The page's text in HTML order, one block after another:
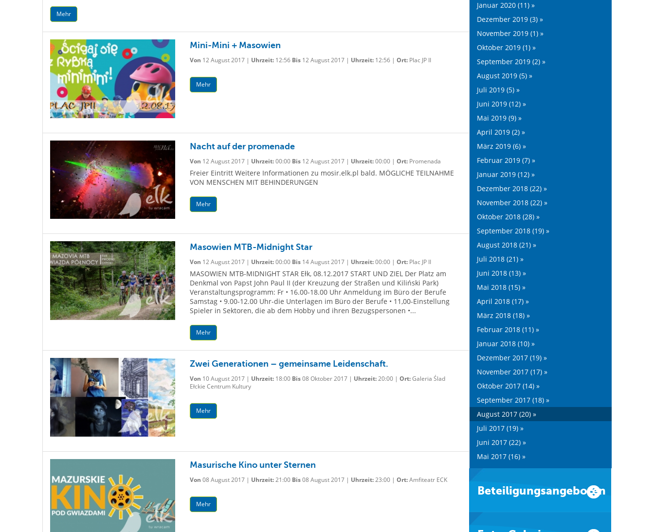
Mehr
Mini-Mini + Masowien
Von 12 August 2017 | Uhrzeit:12:56 Bis12 August 2017 | Uhrzeit:12:56 | Ort:Plac JP II
Mehr
Nacht auf der promenade
Von 12 August 2017 | Uhrzeit:00:00 Bis12 August 2017 | Uhrzeit:00:00 | Ort:Promenada
Freier Eintritt Weitere Informationen zu mosir.elk.pl bald. MÖGLICHE TEILNAHME
VON MENSCHEN MIT BEHINDERUNGEN
Mehr
Masowien MTB-Midnight Star
Von 12 August 2017 | Uhrzeit:00:00 Bis14 August 2017 | Uhrzeit:00:00 | Ort:Plac JP II
MASOWIEN MTB-MIDNIGHT STAR Ełk, 08.12.2017 START UND ZIEL Der Platz am
Denkmal von Papst John Paul II (der Kreuzung der Straßen und Kiliński Park)
Veranstaltungsprogramm: Fr • 16.00-18.00 Uhr Anmeldung im Büro der Berufe
Samstag • 9.00-12.00 Uhr-die Unterlagen im Büro der Berufe • 11,00-Einstellung
Spieler in Sektoren, die ab dem Hobby und ihren Bezugspersonen •...
Mehr
Zwei Generationen – gemeinsame Leidenschaft.
Von 10 August 2017 | Uhrzeit:18:00 Bis08 Oktober 2017 | Uhrzeit:20:00 | Ort:Galeria Ślad
Ełckie Centrum Kultury
Mehr
Masurische Kino unter Sternen
Von 08 August 2017 | Uhrzeit:21:00 Bis08 August 2017 | Uhrzeit:23:00 | Ort:Amfiteatr ECK
Mehr
Januar 2020 (11) »
Dezember 2019 (3) »
November 2019 (1) »
Oktober 2019 (1) »
September 2019 (2) »
August 2019 (5) »
Juli 2019 (5) »
Juni 2019 (12) »
Mai 2019 (9) »
April 2019 (2) »
März 2019 (6) »
Februar 2019 (7) »
Januar 2019 (12) »
Dezember 2018 (22) »
November 2018 (22) »
Oktober 2018 (28) »
September 2018 (19) »
August 2018 (21) »
Juli 2018 (21) »
Juni 2018 (13) »
Mai 2018 (15) »
April 2018 (17) »
März 2018 (18) »
Februar 2018 (11) »
Januar 2018 (10) »
Dezember 2017 (19) »
November 2017 (17) »
Oktober 2017 (14) »
September 2017 (18) »
August 2017 (20) »
Juli 2017 (19) »
Juni 2017 (22) »
Mai 2017 (16) »
Beteiligungsangeboten